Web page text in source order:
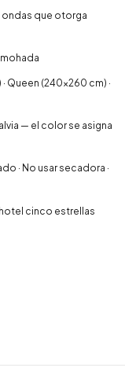
que otorga
Queen (240x260 cm) ·
— el color se asigna
· No usar secadora ·
cinco estrellas